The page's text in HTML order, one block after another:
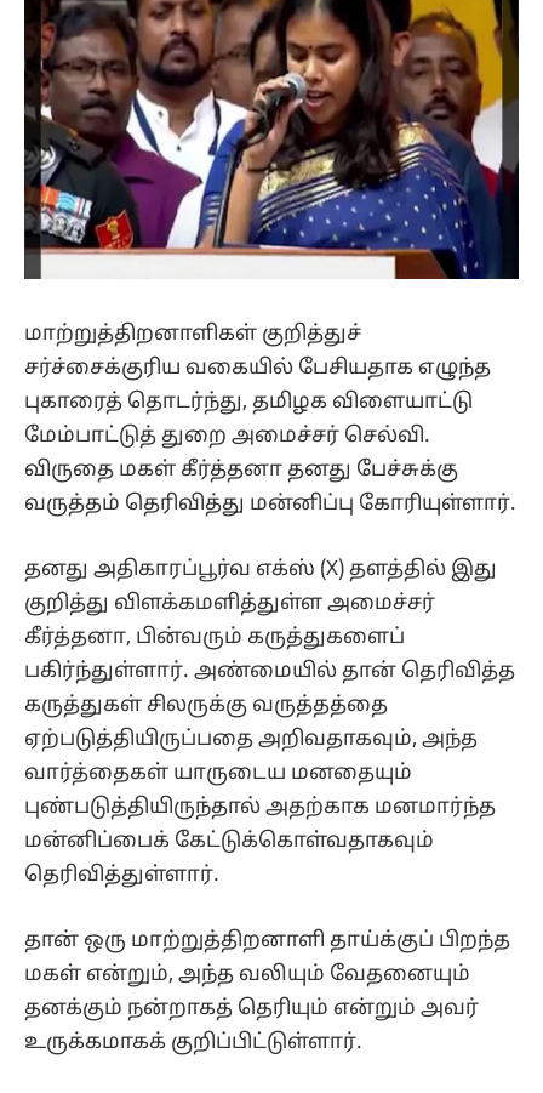
மாற்றுத்திறனாளிகள் குறித்துச்
சர்ச்சைக்குரிய வகையில் பேசியதாக எழுந்த
புகாரைத் தொடர்ந்து, தமிழக விளையாட்டு
மேம்பாட்டுத் துறை அமைச்சர் செல்வி.
விருதை மகள் கீர்த்தனா தனது பேச்சுக்கு
வருத்தம் தெரிவித்து மன்னிப்பு கோரியுள்ளார்.
தனது அதிகாரப்பூர்வ எக்ஸ் (X) தளத்தில் இது
குறித்து விளக்கமளித்துள்ள அமைச்சர்
கீர்த்தனா, பின்வரும் கருத்துகளைப்
பகிர்ந்துள்ளார். அண்மையில் தான் தெரிவித்த
கருத்துகள் சிலருக்கு வருத்தத்தை
ஏற்படுத்தியிருப்பதை அறிவதாகவும், அந்த
வார்த்தைகள் யாருடைய மனதையும்
புண்படுத்தியிருந்தால் அதற்காக மனமார்ந்த
மன்னிப்பைக் கேட்டுக்கொள்வதாகவும்
தெரிவித்துள்ளார்.
தான் ஒரு மாற்றுத்திறனாளி தாய்க்குப் பிறந்த
மகள் என்றும், அந்த வலியும் வேதனையும்
தனக்கும் நன்றாகத் தெரியும் என்றும் அவர்
உருக்கமாகக் குறிப்பிட்டுள்ளார்.